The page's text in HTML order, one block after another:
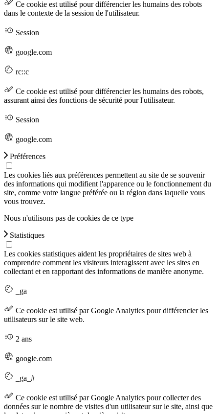
Ce cookie est utilisé pour différencier les humains des robots
dans le contexte de la session de l'utilisateur.
Session
google.com
rc::c
Ce cookie est utilisé pour différencier les humains des robots,
assurant ainsi des fonctions de sécurité pour l'utilisateur.
Session
google.com
Préférences
Les cookies liés aux préférences permettent au site de se souvenir
des informations qui modifient l'apparence ou le fonctionnement du
site, comme votre langue préférée ou la région dans laquelle vous
vous trouvez.
Nous n'utilisons pas de cookies de ce type
Statistiques
Les cookies statistiques aident les propriétaires de sites web à
comprendre comment les visiteurs interagissent avec les sites en
collectant et en rapportant des informations de manière anonyme.
_ga
Ce cookie est utilisé par Google Analytics pour différencier les
utilisateurs sur le site web.
2 ans
google.com
_ga_#
Ce cookie est utilisé par Google Analytics pour collecter des
données sur le nombre de visites d'un utilisateur sur le site, ainsi que